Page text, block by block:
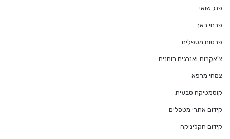
פנג שואי
פרחי באך
פרסום מטפלים
צ'אקרות ואנרגיה רוחנית
צמחי מרפא
קוסמטיקה טבעית
קידום אתרי מטפלים
קידום הקליניקה